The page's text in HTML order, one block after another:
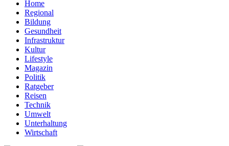
Home
Regional
Bildung
Gesundheit
Infrastruktur
Kultur
Lifestyle
Magazin
Politik
Ratgeber
Reisen
Technik
Umwelt
Unterhaltung
Wirtschaft